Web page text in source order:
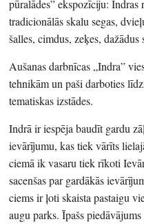
pūralādes” ekspozīciju:
tradicionālās skalu segas,
šalles, cimdus, zeķes,
Aušanas darbnīcas „Indra”
tehnikām un paši darboties
tematiskas izstādes.
Indrā ir iespēja baudīt gardu
ievārījumu, kas tiek vārīts
ciemā ik vasaru tiek rīkoti
sacenšas par gardākās
ciems ir ļoti skaista pastaigu
augu parks. Īpašs